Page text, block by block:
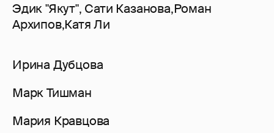
Эдик "Якут", Сати Казанова,Роман
Архипов,Катя Ли
Ирина Дубцова
Марк Тишман
Мария Кравцова